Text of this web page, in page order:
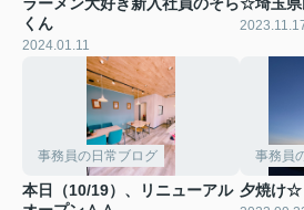
ラーメン大好き新入社員のそら
くん
2024.01.11
☆埼玉
事務員の日常ブログ
本日（10/19）、リニューアル
事務員
夕焼け☆